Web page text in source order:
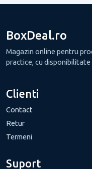
BoxDeal.ro
Magazin online pentru
practice, cu
Clienti
Contact
Retur
Termeni
Suport